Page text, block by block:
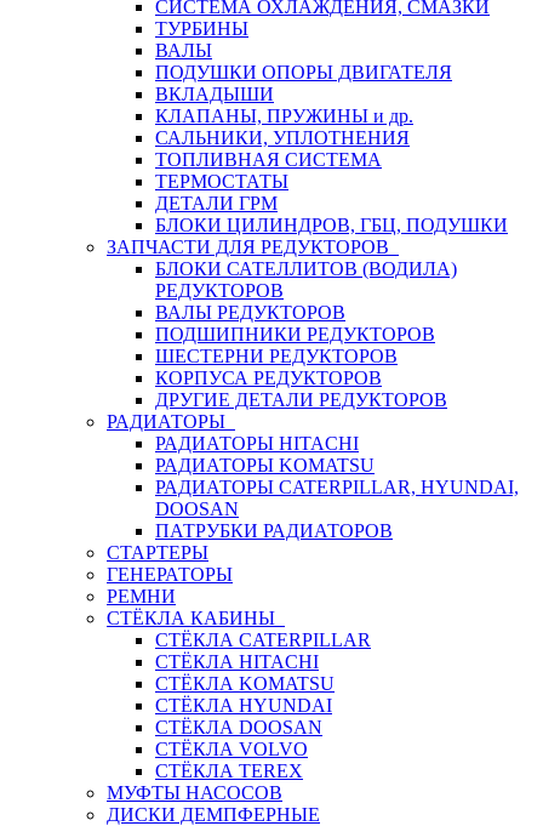
СИСТЕМА ОХЛАЖДЕНИЯ, СМАЗКИ
ТУРБИНЫ
ВАЛЫ
ПОДУШКИ ОПОРЫ ДВИГАТЕЛЯ
ВКЛАДЫШИ
КЛАПАНЫ, ПРУЖИНЫ и др.
САЛЬНИКИ, УПЛОТНЕНИЯ
ТОПЛИВНАЯ СИСТЕМА
ТЕРМОСТАТЫ
ДЕТАЛИ ГРМ
БЛОКИ ЦИЛИНДРОВ, ГБЦ, ПОДУШКИ
ЗАПЧАСТИ ДЛЯ РЕДУКТОРОВ
БЛОКИ САТЕЛЛИТОВ (ВОДИЛА)
РЕДУКТОРОВ
ВАЛЫ РЕДУКТОРОВ
ПОДШИПНИКИ РЕДУКТОРОВ
ШЕСТЕРНИ РЕДУКТОРОВ
КОРПУСА РЕДУКТОРОВ
ДРУГИЕ ДЕТАЛИ РЕДУКТОРОВ
РАДИАТОРЫ
РАДИАТОРЫ HITACHI
РАДИАТОРЫ KOMATSU
РАДИАТОРЫ CATERPILLAR, HYUNDAI,
DOOSAN
ПАТРУБКИ РАДИАТОРОВ
СТАРТЕРЫ
ГЕНЕРАТОРЫ
РЕМНИ
СТЁКЛА КАБИНЫ
СТЁКЛА CATERPILLAR
СТЁКЛА HITACHI
СТЁКЛА KOMATSU
СТЁКЛА HYUNDAI
СТЁКЛА DOOSAN
СТЁКЛА VOLVO
СТЁКЛА TEREX
МУФТЫ НАСОСОВ
ДИСКИ ДЕМПФЕРНЫЕ